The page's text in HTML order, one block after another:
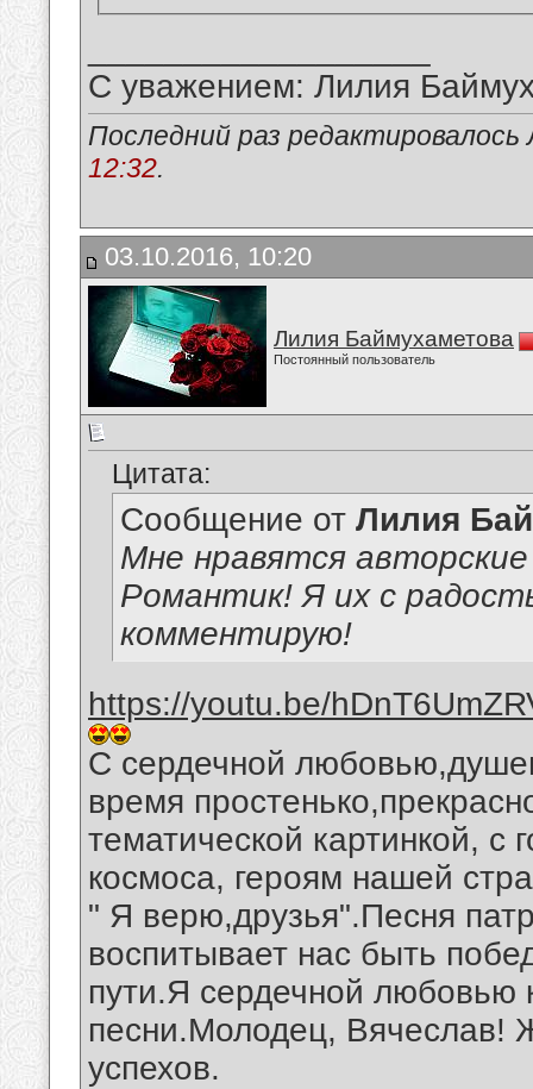
С уважением: Лилия
Последний раз
12:32.
03.10.2016, 10:20
Лилия Баймухаметова
Постоянный пользователь
Цитата:
Сообщение от Лилия
Мне нравятся
Романтик! Я их с
комментирую!
https://youtu.be/
С сердечной
время
тематической картинкой, с
космоса, героям нашей
" Я верю,друзья".Песня
воспитывает нас быть
пути.Я сердечной любовью
песни.Молодец, Вячеслав!
успехов.